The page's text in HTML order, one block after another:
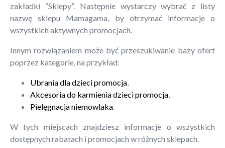
zakładki “Sklepy”. Następnie wystarczy wybrać z listy
nazwę sklepu Mamagama, by otrzymać informacje o
wszystkich aktywnych promocjach.
Innym rozwiązaniem może być przeszukiwanie bazy ofert
poprzez kategorie, na przykład:
Ubrania dla dzieci promocja,
Akcesoria do karmienia dzieci promocja,
Pielęgnacja niemowlaka.
W tych miejscach znajdziesz informacje o wszystkich
dostępnych rabatach i promocjach w różnych sklepach.